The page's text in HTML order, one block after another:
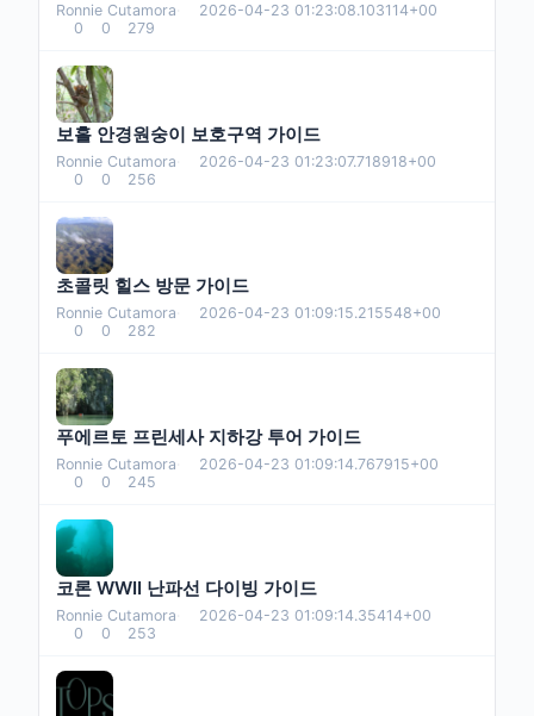
Ronnie Cutamora
2026-04-23 01:23:08.103114+00
0
0 279
보홀 안경원숭이 보호구역 가이드
Ronnie Cutamora
2026-04-23 01:23:07.718918+00
0
0 256
초콜릿 힐스 방문 가이드
Ronnie Cutamora
2026-04-23 01:09:15.215548+00
0
0 282
푸에르토 프린세사 지하강 투어 가이드
Ronnie Cutamora
2026-04-23 01:09:14.767915+00
0
0 245
코론 WWII 난파선 다이빙 가이드
Ronnie Cutamora
2026-04-23 01:09:14.35414+00
0
0 253